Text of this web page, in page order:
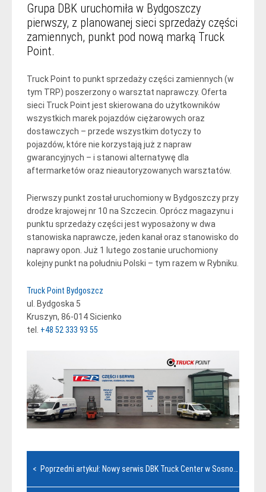
Grupa DBK uruchomiła w Bydgoszczy
pierwszy, z planowanej sieci sprzedaży części
zamiennych, punkt pod nową marką Truck
Point.
Truck Point to punkt sprzedaży części zamiennych (w
tym TRP) poszerzony o warsztat naprawczy. Oferta
sieci Truck Point jest skierowana do użytkowników
wszystkich marek pojazdów ciężarowych oraz
dostawczych – przede wszystkim dotyczy to
pojazdów, które nie korzystają już z napraw
gwarancyjnych – ­i stanowi alternatywę dla
aftermarketów oraz nieautoryzowanych warsztatów.
Pierwszy punkt został uruchomiony w Bydgoszczy przy
drodze krajowej nr 10 na Szczecin. Oprócz magazynu i
punktu sprzedaży części jest wyposażony w dwa
stanowiska naprawcze, jeden kanał oraz stanowisko do
naprawy opon. Już 1 lutego zostanie uruchomiony
kolejny punkt na południu Polski – tym razem w Rybniku.
Truck Point Bydgoszcz
ul. Bydgoska 5
Kruszyn, 86-014 Sicienko
tel. +48 52 333 93 55
Nawigacja